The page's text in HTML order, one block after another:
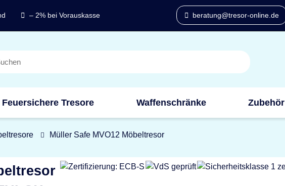
– 2% bei Vorauskasse beratung@tresor-online.de
Feuersichere Tresore Waffenschränke Zubehör
Müller Safe MVO12 Möbeltresor